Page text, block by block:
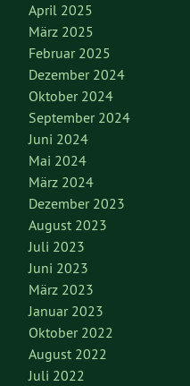
April 2025
März 2025
Februar 2025
Dezember 2024
Oktober 2024
September 2024
Juni 2024
Mai 2024
März 2024
Dezember 2023
August 2023
Juli 2023
Juni 2023
März 2023
Januar 2023
Oktober 2022
August 2022
Juli 2022